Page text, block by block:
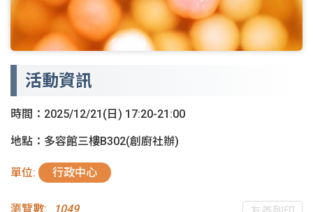
活動資訊
時間：2025/12/21(日) 17:20-21:00
地點：多容館三樓B302(創廚社辦)
單位: 行政中心
瀏覽數: 1049